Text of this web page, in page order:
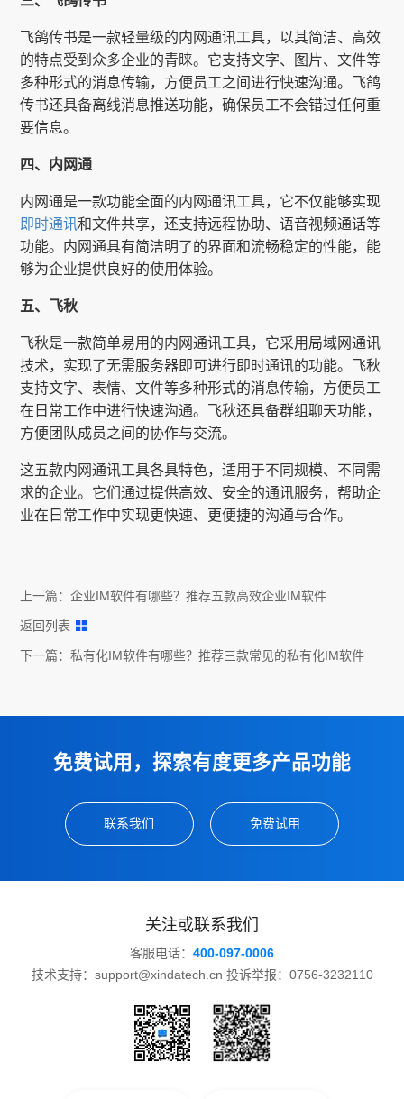
飞鸽传书是一款轻量级的内网通讯工具，以其简洁、高效
的特点受到众多企业的青睐。它支持文字、图片、文件等
多种形式的消息传输，方便员工之间进行快速沟通。飞鸽
传书还具备离线消息推送功能，确保员工不会错过任何重
要信息。
四、内网通
内网通是一款功能全面的内网通讯工具，它不仅能够实现
即时通讯和文件共享，还支持远程协助、语音视频通话等
功能。内网通具有简洁明了的界面和流畅稳定的性能，能
够为企业提供良好的使用体验。
五、飞秋
飞秋是一款简单易用的内网通讯工具，它采用局域网通讯
技术，实现了无需服务器即可进行即时通讯的功能。飞秋
支持文字、表情、文件等多种形式的消息传输，方便员工
在日常工作中进行快速沟通。飞秋还具备群组聊天功能，
方便团队成员之间的协作与交流。
这五款内网通讯工具各具特色，适用于不同规模、不同需
求的企业。它们通过提供高效、安全的通讯服务，帮助企
业在日常工作中实现更快速、更便捷的沟通与合作。
上一篇：企业IM软件有哪些？推荐五款高效企业IM软件
返回列表
下一篇：私有化IM软件有哪些？推荐三款常见的私有化IM软件
免费试用，探索有度更多产品功能
联系我们 免费试用
关注或联系我们
客服电话： 400-097-0006
技术支持：support@xindatech.cn 投诉举报：0756-3232110